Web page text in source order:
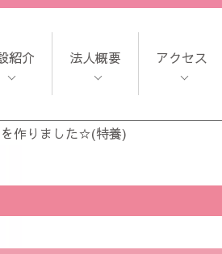
紹介 法人概要 アクセス
作りました☆(特養)